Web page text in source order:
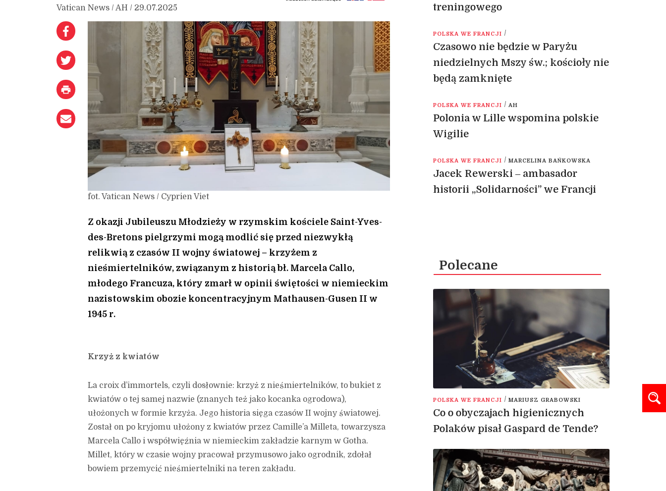
Vatican News / AH / 29.07.2025
fot. Vatican News / Cyprien Viet
Z okazji Jubileuszu Młodzieży w rzymskim kościele Saint-Yves-
des-Bretons pielgrzymi mogą modlić się przed niezwykłą
relikwią z czasów II wojny światowej – krzyżem z
nieśmiertelników, związanym z historią bł. Marcela Callo,
młodego Francuza, który zmarł w opinii świętości w niemieckim
nazistowskim obozie koncentracyjnym Mathausen-Gusen II w
1945 r.
Krzyż z kwiatów
La croix d’immortels, czyli dosłownie: krzyż z nieśmiertelników, to bukiet z
kwiatów o tej samej nazwie (znanych też jako kocanka ogrodowa),
ułożonych w formie krzyża. Jego historia sięga czasów II wojny światowej.
Został on po kryjomu ułożony z kwiatów przez Camille’a Milleta, towarzysza
Marcela Callo i współwięźnia w niemieckim zakładzie karnym w Gotha.
Millet, który w czasie wojny pracował przymusowo jako ogrodnik, zdołał
bowiem przemycić nieśmiertelniki na teren zakładu.
treningowego
POLSKA WE FRANCJI /
Czasowo nie będzie w Paryżu
niedzielnych Mszy św.; kościoły nie
będą zamknięte
POLSKA WE FRANCJI / AH
Polonia w Lille wspomina polskie
Wigilie
POLSKA WE FRANCJI / MARCELINA BAŃKOWSKA
Jacek Rewerski ‒ ambasador
historii „Solidarności” we Francji
Polecane
POLSKA WE FRANCJI / MARIUSZ GRABOWSKI
Co o obyczajach higienicznych
Polaków pisał Gaspard de Tende?